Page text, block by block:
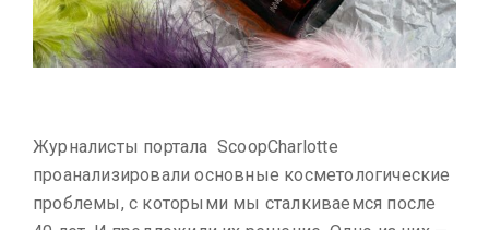
Журналисты портала ScoopCharlotte
проанализировали основные косметологические
проблемы, с которыми мы сталкиваемся после